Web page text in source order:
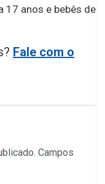
17 anos e bebês de
Fale com o
Campos